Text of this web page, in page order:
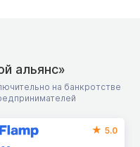
альянс»
на банкротстве
5.0